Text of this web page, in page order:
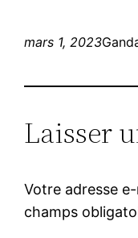
mars 1, 2023
Laisser
Votre adresse
champs